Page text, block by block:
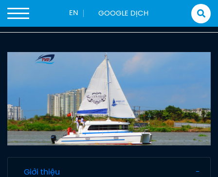
EN
Trang chủ Sản phẩm
Tàu Chở Khách
THUYỀN BUỒM TVD-CATA1250SY
Giới thiệu